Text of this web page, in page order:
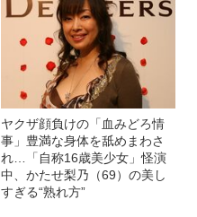
ヤクザ顔負けの「血みどろ情
事」豊満な身体を舐めまわさ
れ…「自称16歳美少女」怪演
中、かたせ梨乃（69）の美し
すぎる“熟れ方”